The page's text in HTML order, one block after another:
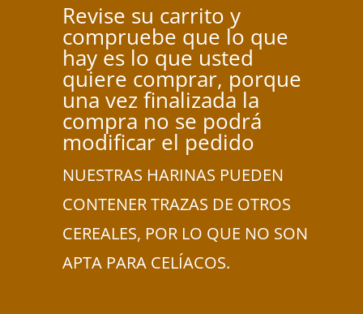
Revise su carrito y
compruebe que lo que
hay es lo que usted
quiere comprar, porque
una vez finalizada la
compra no se podrá
modificar el pedido
NUESTRAS HARINAS PUEDEN
CONTENER TRAZAS DE OTROS
CEREALES, POR LO QUE NO SON
APTA PARA CELÍACOS.